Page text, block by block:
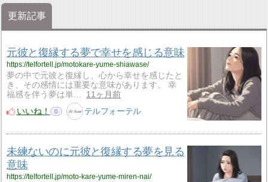
更新記事
元彼と復縁する夢で幸せを感じる意味
https://telfortell.jp/motokare-yume-shiawase/
夢の中で元彼と復縁し、心から幸せを感じたと
き、その感情には重要な意味があります。 幸
福感を伴う夢は単…
11ヶ月前
いいね！
0 テルフォーテル
未練ないのに元彼と復縁する夢を見る
意味
https://telfortell.jp/moto-kare-yume-miren-nai/